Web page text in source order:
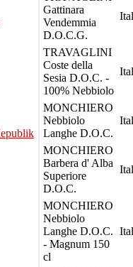
Gattinara
Vendemmia
D.O.C.G.
TRAVAGLINI
Coste della
Sesia D.O.C. -
100% Nebbiolo
MONCHIERO
Nebbiolo
Langhe D.O.C.
MONCHIERO
Barbera d' Alba
Superiore
D.O.C.
MONCHIERO
Nebbiolo
Langhe D.O.C.
- Magnum 150
cl